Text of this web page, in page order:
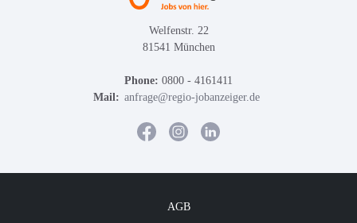
Welfenstr. 22
81541 München
Phone: 0800 - 4161411
Mail: anfrage@regio-jobanzeiger.de
AGB